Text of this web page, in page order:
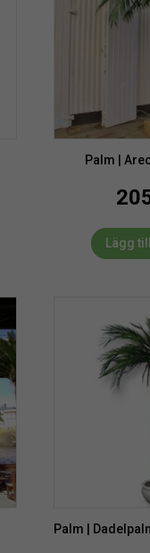
Palm |
Lägg
Palm |